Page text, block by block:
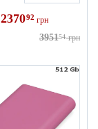
237092 грн
395154 грн